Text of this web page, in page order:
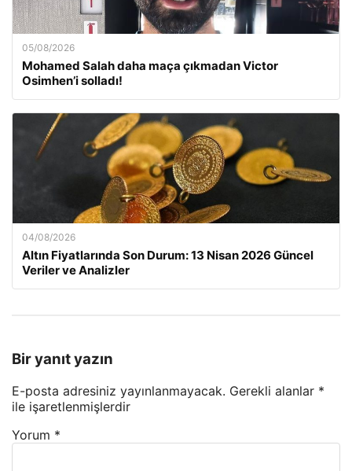
05/08/2026
Mohamed Salah daha maça çıkmadan Victor
Osimhen’i solladı!
04/08/2026
Altın Fiyatlarında Son Durum: 13 Nisan 2026 Güncel
Veriler ve Analizler
Bir yanıt yazın
E-posta adresiniz yayınlanmayacak. Gerekli alanlar *
ile işaretlenmişlerdir
Yorum *